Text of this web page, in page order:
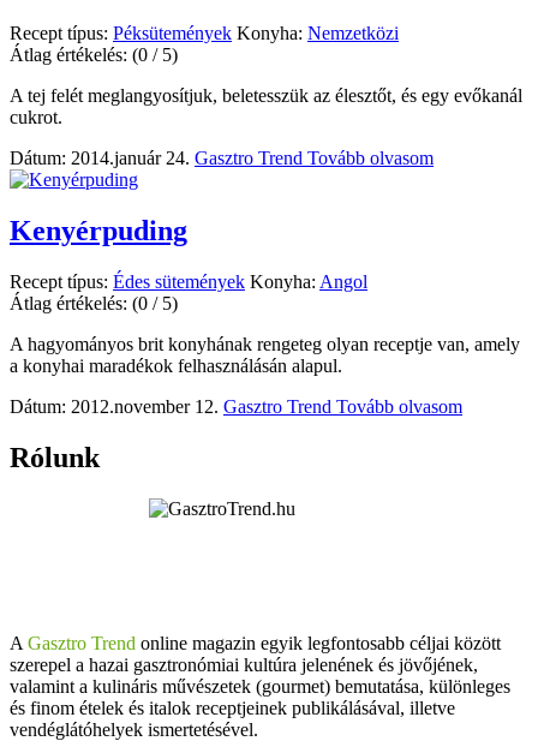
Recept típus: Péksütemények Konyha: Nemzetközi
Átlag értékelés: (0 / 5)
A tej felét meglangyosítjuk, beletesszük az élesztőt, és egy evőkanál
cukrot.
Dátum: 2014.január 24. Gasztro Trend Tovább olvasom
Kenyérpuding
Recept típus: Édes sütemények Konyha: Angol
Átlag értékelés: (0 / 5)
A hagyományos brit konyhának rengeteg olyan receptje van, amely
a konyhai maradékok felhasználásán alapul.
Dátum: 2012.november 12. Gasztro Trend Tovább olvasom
Rólunk
A Gasztro Trend online magazin egyik legfontosabb céljai között
szerepel a hazai gasztronómiai kultúra jelenének és jövőjének,
valamint a kulináris művészetek (gourmet) bemutatása, különleges
és finom ételek és italok receptjeinek publikálásával, illetve
vendéglátóhelyek ismertetésével.